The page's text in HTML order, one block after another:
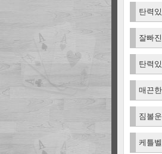
탄력
잘빠
탄력
매끈
짐볼
케틀